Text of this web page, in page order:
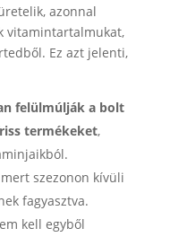
azonnal
vitamintartalmukat,
Ez azt jelenti,
felülmúlják a bolt
termékeket,
szezonon kívüli
fagyasztva.
kell egyből